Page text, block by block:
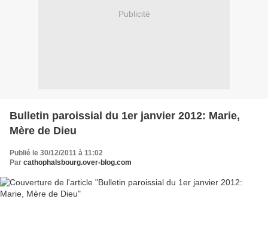
Publicité
Bulletin paroissial du 1er janvier 2012: Marie,
Mère de Dieu
Publié le 30/12/2011 à 11:02
Par cathophalsbourg.over-blog.com